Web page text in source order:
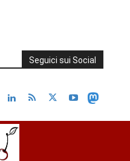
Seguici sui Social